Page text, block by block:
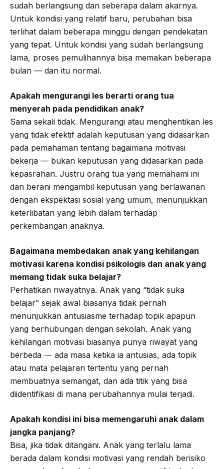
sudah berlangsung dan seberapa dalam akarnya.
Untuk kondisi yang relatif baru, perubahan bisa
terlihat dalam beberapa minggu dengan pendekatan
yang tepat. Untuk kondisi yang sudah berlangsung
lama, proses pemulihannya bisa memakan beberapa
bulan — dan itu normal.
Apakah mengurangi les berarti orang tua
menyerah pada pendidikan anak?
Sama sekali tidak. Mengurangi atau menghentikan les
yang tidak efektif adalah keputusan yang didasarkan
pada pemahaman tentang bagaimana motivasi
bekerja — bukan keputusan yang didasarkan pada
kepasrahan. Justru orang tua yang memahami ini
dan berani mengambil keputusan yang berlawanan
dengan ekspektasi sosial yang umum, menunjukkan
keterlibatan yang lebih dalam terhadap
perkembangan anaknya.
Bagaimana membedakan anak yang kehilangan
motivasi karena kondisi psikologis dan anak yang
memang tidak suka belajar?
Perhatikan riwayatnya. Anak yang “tidak suka
belajar” sejak awal biasanya tidak pernah
menunjukkan antusiasme terhadap topik apapun
yang berhubungan dengan sekolah. Anak yang
kehilangan motivasi biasanya punya riwayat yang
berbeda — ada masa ketika ia antusias, ada topik
atau mata pelajaran tertentu yang pernah
membuatnya semangat, dan ada titik yang bisa
diidentifikasi di mana perubahannya mulai terjadi.
Apakah kondisi ini bisa memengaruhi anak dalam
jangka panjang?
Bisa, jika tidak ditangani. Anak yang terlalu lama
berada dalam kondisi motivasi yang rendah berisiko